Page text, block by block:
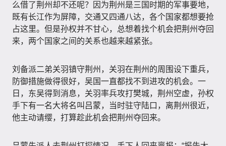
么借了荆州却不还呢？因为荆州是三国时期的军事要地，
既有长江作为屏障，交通又四通八达，各个国家都想要抢
占这里。但是孙权并不甘心，总想着找个机会把荆州夺回
来，两个国家之间的关系也越来越紧张。
刘备派二弟关羽镇守荆州，关羽在荆州的周围设下重兵，
防御措施做得很好，吴国一直都找不到进攻的机会。一
日，东吴得到消息，关羽率兵攻打樊城，荆州空虚，孙权
手下有一名大将名叫吕蒙，当时驻守陆口，离荆州很近，
他主动请缨，打算趁此机会把荆州夺回来。